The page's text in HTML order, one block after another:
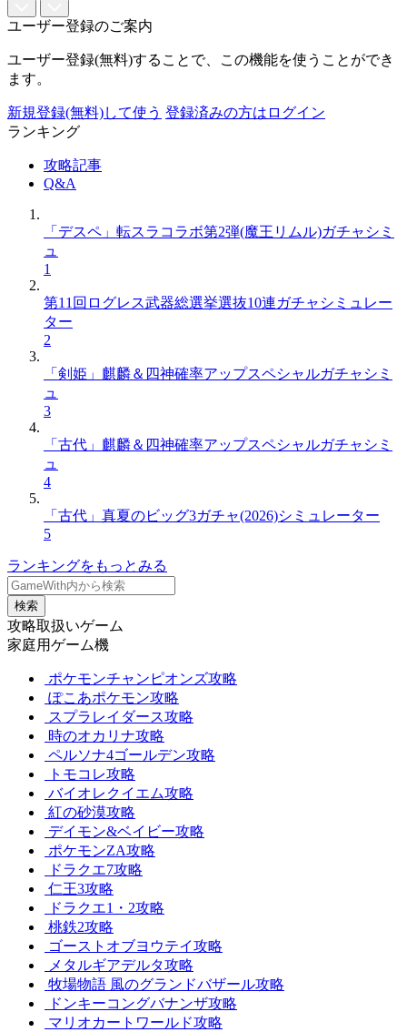
ユーザー登録のご案内
ユーザー登録(無料)することで、この機能を使うことができ
ます。
新規登録(無料)して使う 登録済みの方はログイン
ランキング
攻略記事
Q&A
「デスペ」転スラコラボ第2弾(魔王リムル)ガチャシミ
ュ
1
第11回ログレス武器総選挙選抜10連ガチャシミュレー
ター
2
「剣姫」麒麟＆四神確率アップスペシャルガチャシミ
ュ
3
「古代」麒麟＆四神確率アップスペシャルガチャシミ
ュ
4
「古代」真夏のビッグ3ガチャ(2026)シミュレーター
5
ランキングをもっとみる
検索
攻略取扱いゲーム
家庭用ゲーム機
ポケモンチャンピオンズ攻略
ぽこあポケモン攻略
スプラレイダース攻略
時のオカリナ攻略
ペルソナ4ゴールデン攻略
トモコレ攻略
バイオレクイエム攻略
紅の砂漠攻略
デイモン&ベイビー攻略
ポケモンZA攻略
ドラクエ7攻略
仁王3攻略
ドラクエ1・2攻略
桃鉄2攻略
ゴーストオブヨウテイ攻略
メタルギアデルタ攻略
牧場物語 風のグランドバザール攻略
ドンキーコングバナンザ攻略
マリオカートワールド攻略